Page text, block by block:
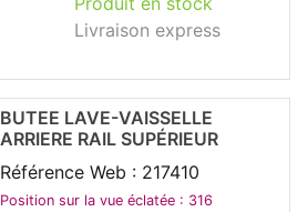
Livraison express
BUTEE LAVE-VAISSELLE
ARRIERE RAIL SUPÉRIEUR
Référence Web : 217410
Position sur la vue éclatée : 316